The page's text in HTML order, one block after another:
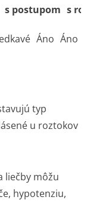
s postupom s
Áno Áno
typ
u roztokov
liečby môžu
hypotenziu,